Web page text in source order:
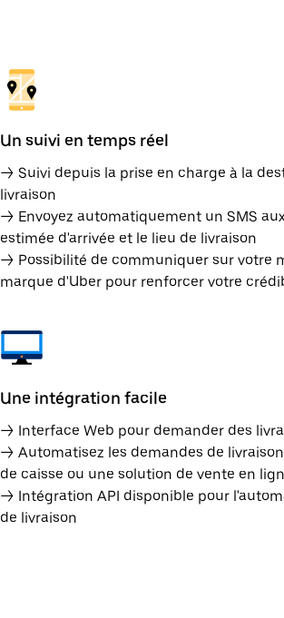
Un suivi en temps réel
→ Suivi depuis la prise en charge à la
livraison
→ Envoyez automatiquement un SMS
estimée d'arrivée et le lieu de livraison
→ Possibilité de communiquer sur votre
marque d'Uber pour renforcer votre
Une intégration facile
→ Interface Web pour demander des
→ Automatisez les demandes de
de caisse ou une solution de vente en
→ Intégration API disponible pour
de livraison